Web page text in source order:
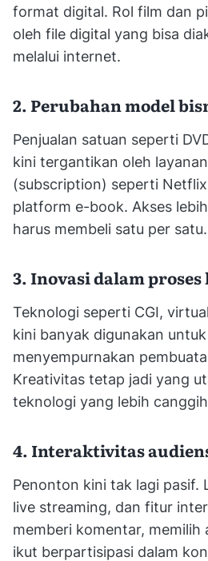
format digital. Rol film dan
oleh file digital yang bisa
melalui internet.
2. Perubahan model
Penjualan satuan seperti
kini tergantikan oleh
(subscription) seperti
platform e-book. Akses
harus membeli satu per satu.
3. Inovasi dalam
Teknologi seperti CGI,
kini banyak digunakan
menyempurnakan
Kreativitas tetap jadi yang
teknologi yang lebih
4. Interaktivitas
Penonton kini tak lagi pasif.
live streaming, dan fitur
memberi komentar, memilih
ikut berpartisipasi dalam